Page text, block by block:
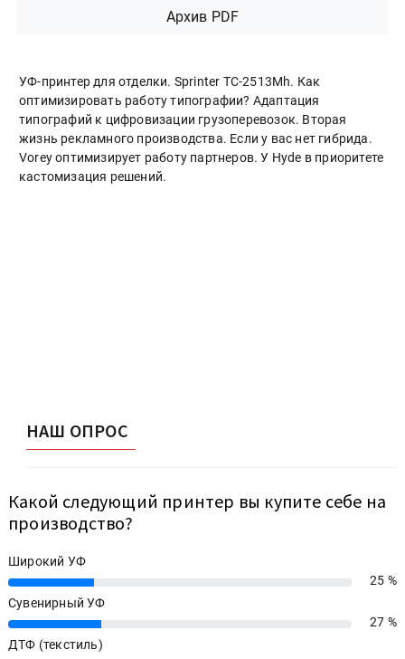
Архив PDF
УФ-принтер для отделки. Sprinter ТС-2513Mh. Как
оптимизировать работу типографии? Адаптация
типографий к цифровизации грузоперевозок. Вторая
жизнь рекламного производства. Если у вас нет гибрида.
Vorey оптимизирует работу партнеров. У Hyde в приоритете
кастомизация решений.
НАШ ОПРОС
Какой следующий принтер вы купите себе на
производство?
Широкий УФ
25%
25 %
Сувенирный УФ
27%
27 %
ДТФ (текстиль)